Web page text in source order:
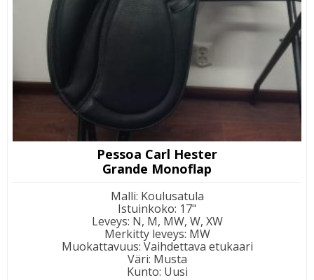
Pessoa Carl Hester
Grande Monoflap
Malli: Koulusatula
Istuinkoko: 17"
Leveys: N, M, MW, W, XW
Merkitty leveys: MW
Muokattavuus: Vaihdettava etukaari
Väri: Musta
Kunto: Uusi